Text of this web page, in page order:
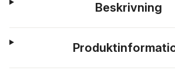
Beskrivning